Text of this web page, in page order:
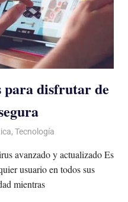
para disfrutar de
, Tecnología
avanzado y actualizado Es
usuario en todos sus
mientras